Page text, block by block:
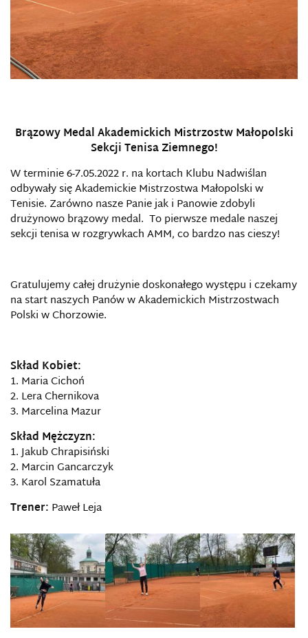
Brązowy Medal Akademickich Mistrzostw Małopolski
Sekcji Tenisa Ziemnego!
W terminie 6-7.05.2022 r. na kortach Klubu Nadwiślan
odbywały się Akademickie Mistrzostwa Małopolski w
Tenisie. Zarówno nasze Panie jak i Panowie zdobyli
drużynowo brązowy medal. To pierwsze medale naszej
sekcji tenisa w rozgrywkach AMM, co bardzo nas cieszy!
Gratulujemy całej drużynie doskonałego występu i czekamy
na start naszych Panów w Akademickich Mistrzostwach
Polski w Chorzowie.
Skład Kobiet:
1. Maria Cichoń
2. Lera Chernikova
3. Marcelina Mazur
Skład Mężczyzn:
1. Jakub Chrapisiński
2. Marcin Gancarczyk
3. Karol Szamatuła
Trener: Paweł Leja